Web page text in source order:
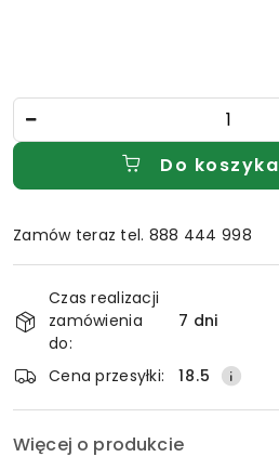
Do koszyka
Zamów teraz tel. 888 444 998
Wyślij
i
dostawa
Czas realizacji
zamówienia
do:
7 dni
Cena przesyłki: 18.5
Więcej o produkcie